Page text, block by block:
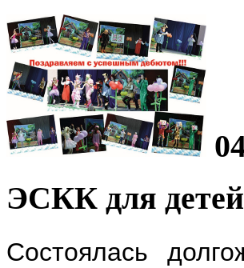
ЭСКК для детей
Состоялась